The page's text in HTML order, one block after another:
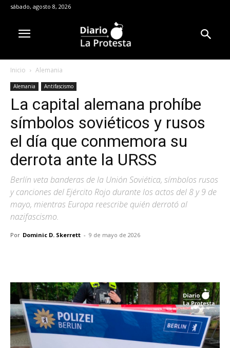
sábado, agosto 8, 2026
Inicio Alemania
Alemania Antifascismo
La capital alemana prohíbe
símbolos soviéticos y rusos
el día que conmemora su
derrota ante la URSS
Berlín veta banderas de la Unión Soviética, símbolos rusos
y canciones del Ejército Rojo durante los actos del 8 y 9 de
mayo, mientras Europa reescribe quién derrotó al
nazifascismo.
Por Dominic D. Skerrett - 9 de mayo de 2026